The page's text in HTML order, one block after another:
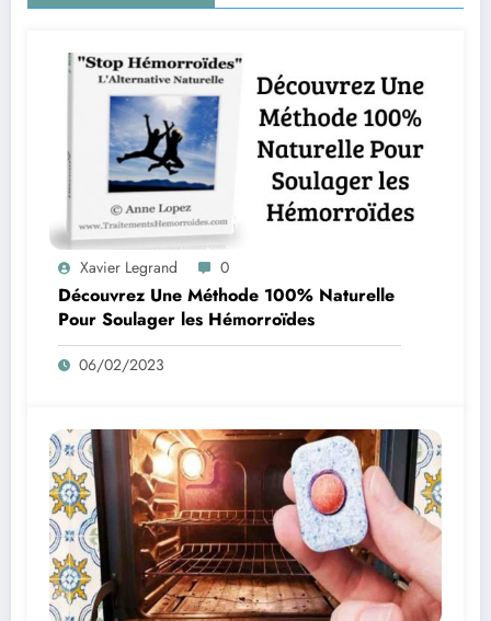
Xavier Legrand 0
Découvrez Une Méthode 100% Naturelle
Pour Soulager les Hémorroïdes
06/02/2023